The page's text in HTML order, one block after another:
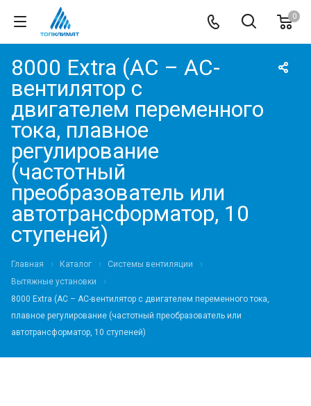
0
8000 Extra (AC – AC-
вентилятор с
двигателем переменного
тока, плавное
регулирование
(частотный
преобразователь или
автотрансформатор, 10
ступеней)
Главная Каталог
Системы вентиляции
Вытяжные установки
8000 Extra (AC – AC-вентилятор с двигателем переменного тока,
плавное регулирование (частотный преобразователь или
автотрансформатор, 10 ступеней)